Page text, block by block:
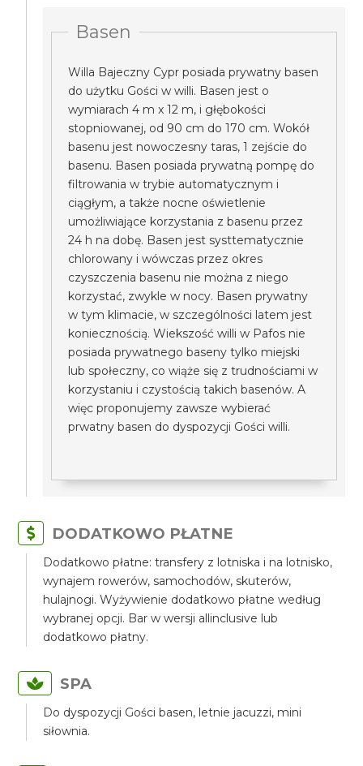
Basen
Willa Bajeczny Cypr posiada prywatny basen
do użytku Gości w willi. Basen jest o
wymiarach 4 m x 12 m, i głębokości
stopniowanej, od 90 cm do 170 cm. Wokół
basenu jest nowoczesny taras, 1 zejście do
basenu. Basen posiada prywatną pompę do
filtrowania w trybie automatycznym i
ciągłym, a także nocne oświetlenie
umożliwiające korzystania z basenu przez
24 h na dobę. Basen jest systtematycznie
chlorowany i wówczas przez okres
czyszczenia basenu nie można z niego
korzystać, zwykle w nocy. Basen prywatny
w tym klimacie, w szczególności latem jest
koniecznością. Wiekszość willi w Pafos nie
posiada prywatnego baseny tylko miejski
lub społeczny, co wiąże się z trudnościami w
korzystaniu i czystością takich basenów. A
więc proponujemy zawsze wybierać
prwatny basen do dyspozycji Gości willi.
DODATKOWO PŁATNE
Dodatkowo płatne: transfery z lotniska i na lotnisko,
wynajem rowerów, samochodów, skuterów,
hulajnogi. Wyżywienie dodatkowo płatne według
wybranej opcji. Bar w wersji allinclusive lub
dodatkowo płatny.
SPA
Do dyspozycji Gości basen, letnie jacuzzi, mini
siłownia.